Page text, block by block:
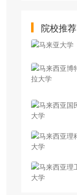
院校推荐